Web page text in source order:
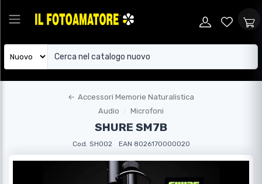
← Accessori Memorie Naturalistica
Audio
Microfoni
SHURE SM7B
Cod. SH002 EAN 8026170000020